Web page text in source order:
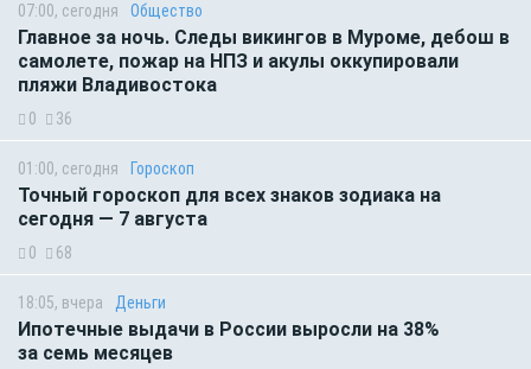
07:00, сегодня Общество
Главное за ночь. Следы викингов в Муроме, дебош в
самолете, пожар на НПЗ и акулы оккупировали
пляжи Владивостока
0 36
01:00, сегодня Гороскоп
Точный гороскоп для всех знаков зодиака на
сегодня — 7 августа
0 68
18:05, вчера Деньги
Ипотечные выдачи в России выросли на 38%
за семь месяцев